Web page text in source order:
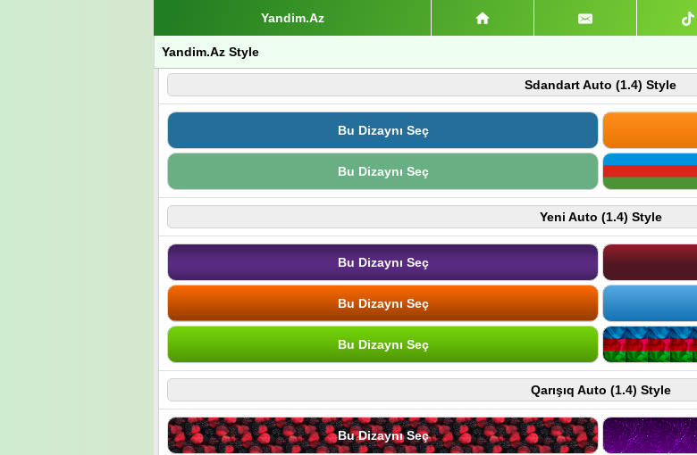
Yandim.Az
Yandim.Az Style
Sdandart Auto (1.4) Style
Bu Dizaynı Seç
Bu Dizaynı Seç
Yeni Auto (1.4) Style
Bu Dizaynı Seç
Bu Dizaynı Seç
Bu Dizaynı Seç
Qarışıq Auto (1.4) Style
Bu Dizaynı Seç